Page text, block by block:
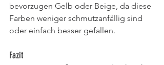
bevorzugen Gelb oder Beige, da diese
Farben weniger schmutzanfällig sind
oder einfach besser gefallen.
Fazit